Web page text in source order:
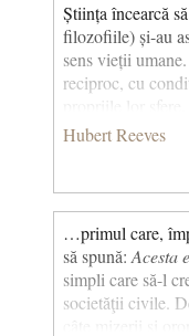
Știința încearcă
filozofiile) și-au
sens vieții
reciproc, cu
Hubert Reeves
…primul care,
să spună:Acesta
simpli care să-l
societăţii civile.